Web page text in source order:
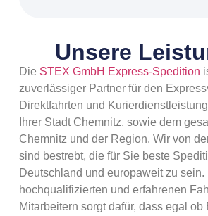
Unsere
Die STEX GmbH Express-Spedition
zuverlässiger Partner für den
Direktfahrten und
Ihrer Stadt Chemnitz, sowie dem
Chemnitz und der Region. Wir von
sind bestrebt, die für Sie beste
Deutschland und europaweit zu sein.
hochqualifizierten und erfahrenen
Mitarbeitern sorgt dafür, dass egal ob